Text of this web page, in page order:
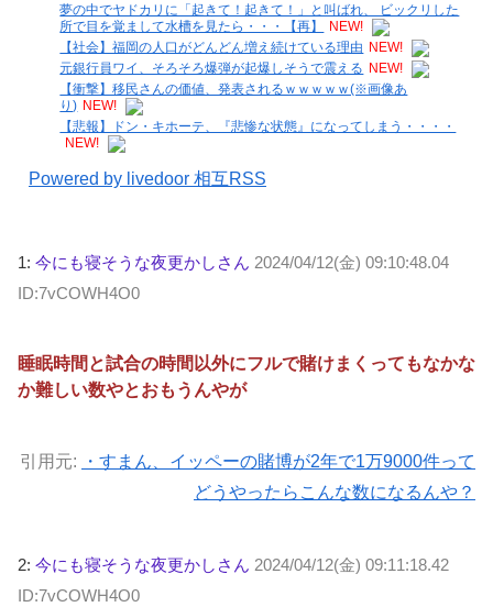
夢の中でヤドカリに「起きて！起きて！」と叫ばれ、 ビックリした
所で目を覚まして水槽を見たら・・・【再】
NEW!
【社会】福岡の人口がどんどん増え続けている理由 NEW!
元銀行員ワイ、そろそろ爆弾が起爆しそうで震える NEW!
【衝撃】移民さんの価値、発表されるｗｗｗｗｗ(※画像あ
り) NEW!
【悲報】ドン・キホーテ、『悲惨な状態』になってしまう・・・・
NEW!
Powered by livedoor 相互RSS
1: 今にも寝そうな夜更かしさん 2024/04/12(金) 09:10:48.04
ID:7vCOWH4O0
睡眠時間と試合の時間以外にフルで賭けまくってもなかな
か難しい数やとおもうんやが
引用元:
・すまん、イッペーの賭博が2年で1万9000件って
どうやったらこんな数になるんや？
2: 今にも寝そうな夜更かしさん 2024/04/12(金) 09:11:18.42
ID:7vCOWH4O0